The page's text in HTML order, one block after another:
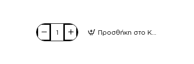
Scarpy
Παιδικές
Προσθήκη στο Καλάθι